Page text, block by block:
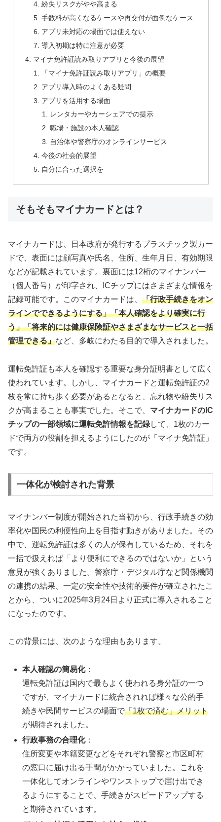
紛失リスクがやや高まる
手数料が高くなるケースや再交付が面倒なケース
アプリ未対応の場面では使えない
導入初期は特に注意が必要
マイナ免許証読み取りアプリと今後の展望
「マイナ免許証読み取りアプリ」の概要
アプリ導入時のよくある疑問
アプリを活用する場面
レンタカーやカーシェアでの提示
職場・施設の本人確認
自治体や警察庁のオンラインサービス
今後の社会的展望
自分に合った選択を
そもそもマイナカードとは？
マイナカードは、日本政府が発行するプラスチック製カー
ドで、表面には顔写真や氏名、住所、生年月日、有効期限
などが記載されています。裏面には12桁のマイナンバー
（個人番号）が印字され、ICチップにはさまざまな情報を
記録可能です。このマイナカードは、 「行政手続きをオン
ラインでできるようにする」「本人確認をより確実に行
う」「将来的には健康保険証やさまざまなサービスと一括
管理できる」など、多岐にわたる目的で導入されました。
運転免許証も本人を確認する重要な身分証明書として広く
使われています。しかし、マイナカードと運転免許証の2
枚を常に持ち歩く必要があるとなると、忘れ物や紛失リス
クが高まることも事実でした。そこで、 マイナカードのIC
チップの一部領域に運転免許情報を記録して、1枚のカー
ドで両方の役割を担えるようにしたのが「マイナ免許証」
です。
一体化が検討された背景
マイナンバー制度が開始された当初から、行政手続きの効
率化や国民の利便性向上を目指す動きがありました。その
中で、運転免許証は多くの人が保有しているため、それを
一括で扱えれば「より便利にできるのではないか」という
意見が強くありました。警察庁・デジタル庁など関係機関
の連携の結果、一定の安全性や技術的要件が確立されたこ
とから、ついに2025年3月24日より正式に導入されること
になったのです。
この背景には、次のような理由もあります。
本人確認の簡易化：
運転免許証は国内で最もよく使われる身分証の一つ
ですが、マイナカードに統合されれば様々な公的手
続きや民間サービスの場面で「1枚で済む」メリット
が期待されました。
行政事務の合理化：
住所変更や本籍変更などをそれぞれ警察と市区町村
の窓口に届け出る手間がかかっていました。これを
一体化してオンラインやワンストップで届け出でき
るようにすることで、手続きがスピードアップする
と期待されています。